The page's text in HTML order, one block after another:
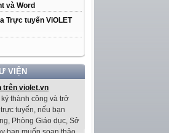
và Word
Trực tuyến ViOLET
VIỆN
trên violet.vn
thành công và trở
tuyến, nếu bạn
Phòng Giáo dục, Sở